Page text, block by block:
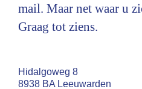
mail. Maar net waar u
Graag tot ziens.
Hidalgoweg 8
8938 BA Leeuwarden